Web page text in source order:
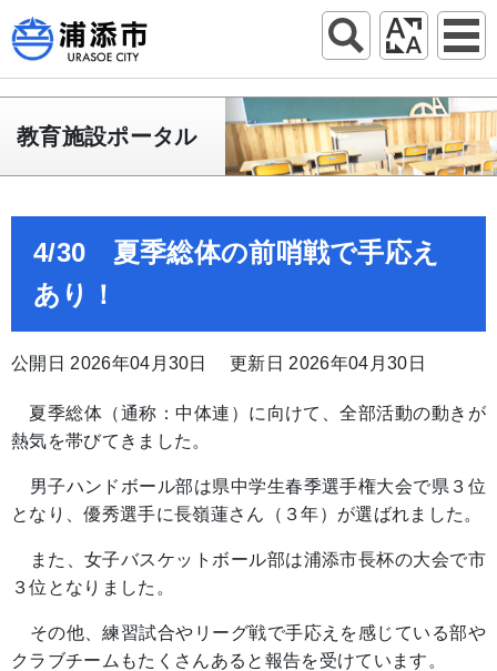
教育施設ポータル
4/30 夏季総体の前哨戦で手応え
あり！
公開日 2026年04月30日 更新日 2026年04月30日
夏季総体（通称：中体連）に向けて、全部活動の動きが
熱気を帯びてきました。
男子ハンドボール部は県中学生春季選手権大会で県３位
となり、優秀選手に長嶺蓮さん（３年）が選ばれました。
また、女子バスケットボール部は浦添市長杯の大会で市
３位となりました。
その他、練習試合やリーグ戦で手応えを感じている部や
クラブチームもたくさんあると報告を受けています。